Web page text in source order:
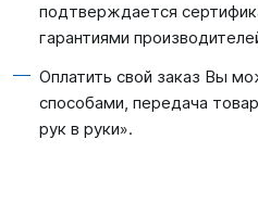
подтверждается
гарантиями
Оплатить свой заказ Вы
способами, передача
рук в руки».